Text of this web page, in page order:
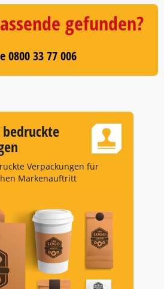
gefunden?
0800 33 77 006
Verpackungen für
Markenauftritt